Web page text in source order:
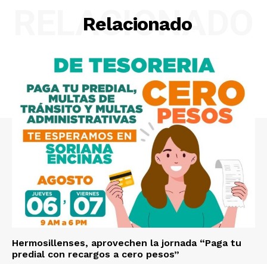
Relacionado
RELACIONADO
Hermosillenses, aprovechen la jornada “Paga tu
predial con recargos a cero pesos”